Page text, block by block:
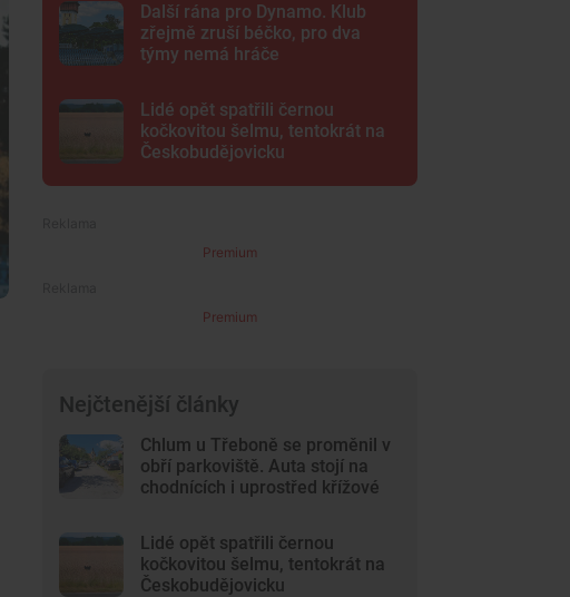
Další rána pro Dynamo. Klub
zřejmě zruší béčko, pro dva
týmy nemá hráče
Lidé opět spatřili černou
kočkovitou šelmu, tentokrát na
Českobudějovicku
Premium
Premium
Nejčtenější články
Chlum u Třeboně se proměnil v
obří parkoviště. Auta stojí na
chodnících i uprostřed křížové
Lidé opět spatřili černou
kočkovitou šelmu, tentokrát na
Českobudějovicku